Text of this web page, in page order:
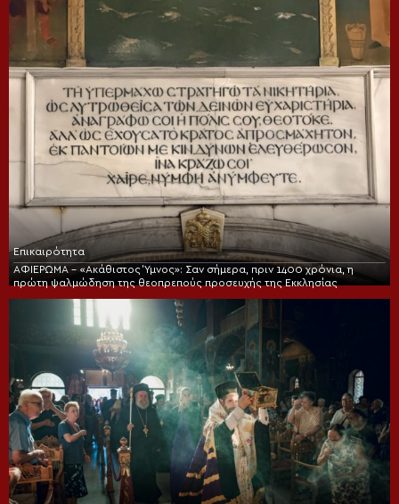
Επικαιρότητα
ΑΦΙΕΡΩΜΑ – «Ακάθιστος Ύμνος»: Σαν σήμερα, πριν 1400 χρόνια, η
πρώτη ψαλμώδηση της θεοπρεπούς προσευχής της Εκκλησίας